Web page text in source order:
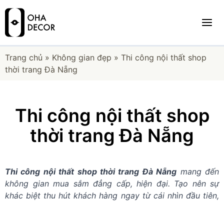
Trang chủ » Không gian đẹp » Thi công nội thất shop
thời trang Đà Nẵng
Thi công nội thất shop
thời trang Đà Nẵng
Thi công nội thất shop thời trang Đà Nẵng mang đến
không gian mua sắm đẳng cấp, hiện đại. Tạo nên sự
khác biệt thu hút khách hàng ngay từ cái nhìn đầu tiên,